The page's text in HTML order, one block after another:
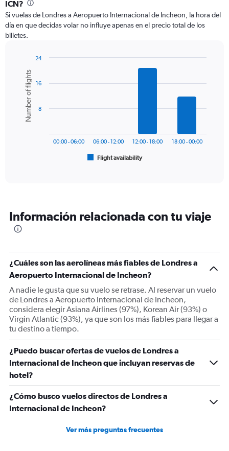
12
categories.
The
chart
axis
displaying
values.
Range:
ICN?
Si vuelas de Londres a Aeropuerto Internacional de Incheon, la hora del
día en que decidas volar no influye apenas en el precio total de los
billetes.
chart
with
bars.
The
categories.
The
Y
axis
displaying
Number
of
flights.
Range:
0
24.
Chart
graphic.
Number of flights
Flight availability
00:00 - 06:00 06:00 - 12:00 12:00 - 18:00 18:00 - 00:00
8
16
24
Información relacionada con tu viaje
¿Cuáles son las aerolíneas más fiables de Londres a
Aeropuerto Internacional de Incheon?
A nadie le gusta que su vuelo se retrase. Al reservar un vuelo
de Londres a Aeropuerto Internacional de Incheon,
considera elegir Asiana Airlines (97%), Korean Air (93%) o
Virgin Atlantic (93%), ya que son los más fiables para llegar a
tu destino a tiempo.
¿Puedo buscar ofertas de vuelos de Londres a
Internacional de Incheon que incluyan reservas de
hotel?
¿Cómo busco vuelos directos de Londres a
Internacional de Incheon?
Ver más preguntas frecuentes